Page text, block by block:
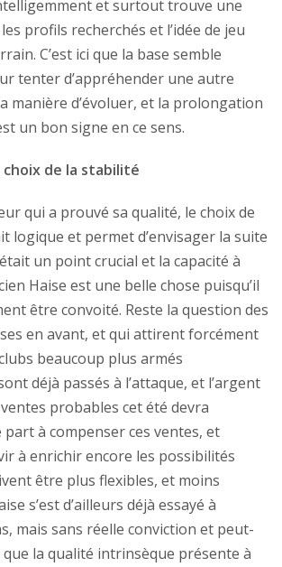
et surtout trouve une
profils recherchés et l’idée de jeu
C’est ici que la base semble
tenter d’appréhender une autre
manière d’évoluer, et la prolongation
un bon signe en ce sens.
choix de la stabilité
qui a prouvé sa qualité, le choix de
logique et permet d’envisager la suite
un point crucial et la capacité à
Haise est une belle chose puisqu’il
être convoité. Reste la question des
en avant, et qui attirent forcément
beaucoup plus armés
déjà passés à l’attaque, et l’argent
probables cet été devra
part à compenser ces ventes, et
à enrichir encore les possibilités
être plus flexibles, et moins
s’est d’ailleurs déjà essayé à
mais sans réelle conviction et peut-
la qualité intrinsèque présente à